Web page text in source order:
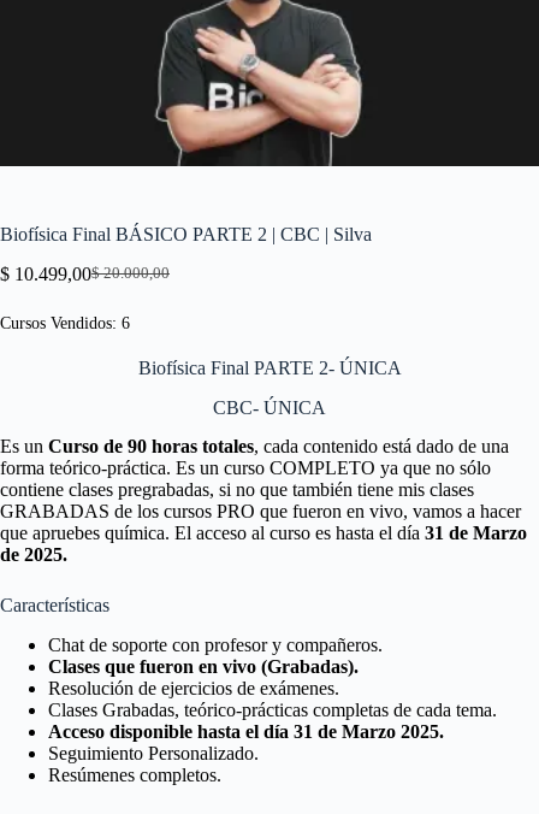
Biofísica Final BÁSICO PARTE 2 | CBC | Silva
$20.000,00
El
original
$ 20.000,00.
$ 10.499,00El
actual
$ 10.499,00.
Cursos Vendidos: 6
Biofísica Final PARTE 2- ÚNICA
CBC- ÚNICA
Es un Curso de 90 horas totales, cada contenido está dado de una
forma teórico-práctica. Es un curso COMPLETO ya que no sólo
contiene clases pregrabadas, si no que también tiene mis clases
GRABADAS de los cursos PRO que fueron en vivo, vamos a hacer
que apruebes química. El acceso al curso es hasta el día 31 de Marzo
de 2025.
Características
Chat de soporte con profesor y compañeros.
Clases que fueron en vivo (Grabadas).
Resolución de ejercicios de exámenes.
Clases Grabadas, teórico-prácticas completas de cada tema.
Acceso disponible hasta el día 31 de Marzo 2025.
Seguimiento Personalizado.
Resúmenes completos.